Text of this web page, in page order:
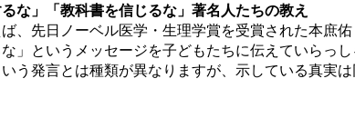
るな」「教科書を信じるな」著名人たちの教え
、先日ノーベル医学・生理学賞を受賞された本庶
」というメッセージを子どもたちに伝えていらっ
う発言とは種類が異なりますが、示している真実